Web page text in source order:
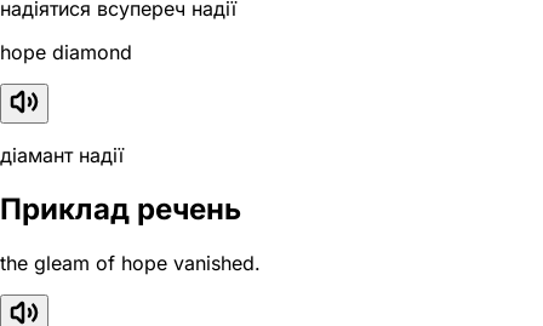
надіятися всупереч надії
hope diamond
діамант надії
Приклад речень
the gleam of hope vanished.